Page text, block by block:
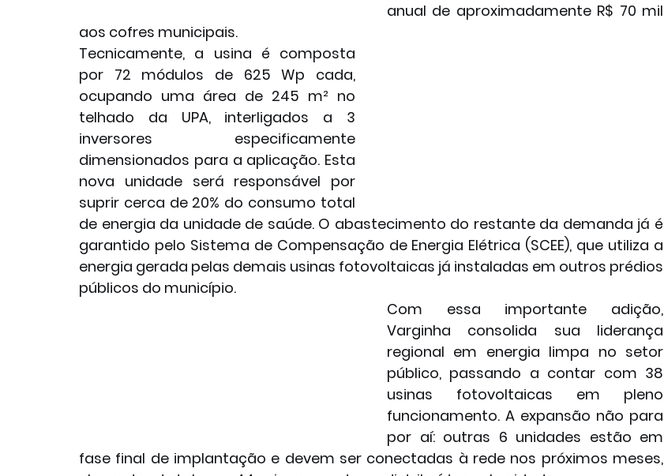
anual de aproximadamente R$ 70 mil
aos cofres municipais.
Tecnicamente, a usina é composta
por 72 módulos de 625 Wp cada,
ocupando uma área de 245 m² no
telhado da UPA, interligados a 3
inversores especificamente
dimensionados para a aplicação. Esta
nova unidade será responsável por
suprir cerca de 20% do consumo total
de energia da unidade de saúde. O abastecimento do restante da demanda já é
garantido pelo Sistema de Compensação de Energia Elétrica (SCEE), que utiliza a
energia gerada pelas demais usinas fotovoltaicas já instaladas em outros prédios
públicos do município.
Com essa importante adição,
Varginha consolida sua liderança
regional em energia limpa no setor
público, passando a contar com 38
usinas fotovoltaicas em pleno
funcionamento. A expansão não para
por aí: outras 6 unidades estão em
fase final de implantação e devem ser conectadas à rede nos próximos meses,